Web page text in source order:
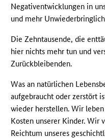
Negativentwicklungen in
und mehr
Die Zehntausende, die
hier nichts mehr tun und
Zurückbleibenden.
Was an natürlichen
aufgebraucht oder zerstört
wieder herstellen. Wir
Kosten unserer Kinder. Wir
Reichtum unseres